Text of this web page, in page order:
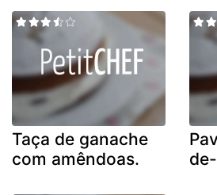
Taça de ganache
com amêndoas.